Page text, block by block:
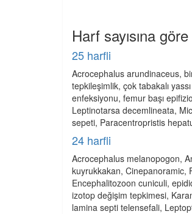
Harf sayısına göre
25 harfli
Acrocephalus arundinaceus,
tepkileşimlik, çok tabakalı
enfeksiyonu, femur başı
Leptinotarsa decemlineata,
sepeti, Paracentropristis
24 harfli
Acrocephalus melanopogon,
kuyrukkakan, Cinepanoramic,
Encephalitozoon cuniculi,
izotop değişim tepkimesi,
lamina septi telensefali,